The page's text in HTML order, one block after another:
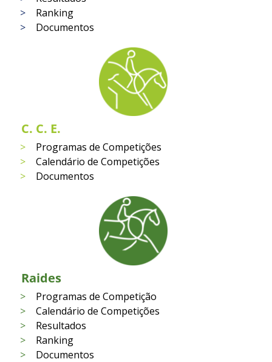
Ranking
Documentos
C. C. E.
Programas de Competições
Calendário de Competições
Documentos
Raides
Programas de Competição
Calendário de Competições
Resultados
Ranking
Documentos